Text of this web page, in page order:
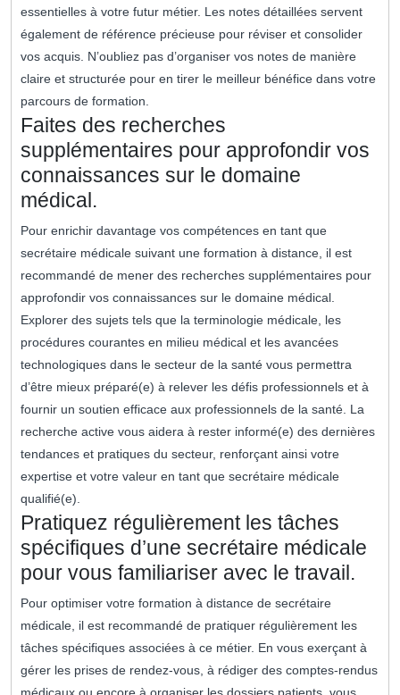
essentielles à votre futur métier. Les notes détaillées servent
également de référence précieuse pour réviser et consolider
vos acquis. N’oubliez pas d’organiser vos notes de manière
claire et structurée pour en tirer le meilleur bénéfice dans votre
parcours de formation.
Faites des recherches
supplémentaires pour approfondir vos
connaissances sur le domaine
médical.
Pour enrichir davantage vos compétences en tant que
secrétaire médicale suivant une formation à distance, il est
recommandé de mener des recherches supplémentaires pour
approfondir vos connaissances sur le domaine médical.
Explorer des sujets tels que la terminologie médicale, les
procédures courantes en milieu médical et les avancées
technologiques dans le secteur de la santé vous permettra
d’être mieux préparé(e) à relever les défis professionnels et à
fournir un soutien efficace aux professionnels de la santé. La
recherche active vous aidera à rester informé(e) des dernières
tendances et pratiques du secteur, renforçant ainsi votre
expertise et votre valeur en tant que secrétaire médicale
qualifié(e).
Pratiquez régulièrement les tâches
spécifiques d’une secrétaire médicale
pour vous familiariser avec le travail.
Pour optimiser votre formation à distance de secrétaire
médicale, il est recommandé de pratiquer régulièrement les
tâches spécifiques associées à ce métier. En vous exerçant à
gérer les prises de rendez-vous, à rédiger des comptes-rendus